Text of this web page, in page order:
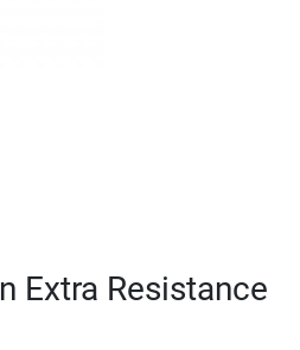
Extra Resistance